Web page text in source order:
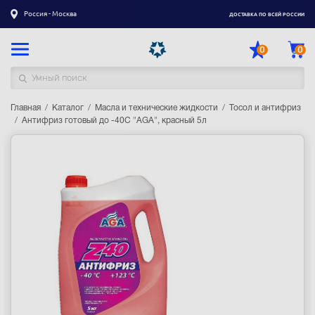
Россия - Москва ДОСТАВКА ПО ВСЕЙ РОССИИ
0 0
Каталог товаров
Оптовым и корпоративным клиентам
Главная Каталог Масла и технические жидкости
Тосол и антифриз
Антифриз готовый до -40С "AGA", красный 5л